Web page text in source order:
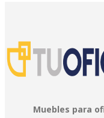
Muebles para